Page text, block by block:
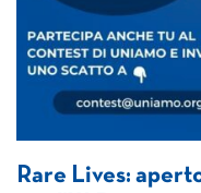
Rare Lives: